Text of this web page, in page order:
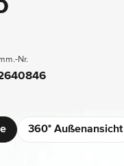
Nr.
360° Außenansicht